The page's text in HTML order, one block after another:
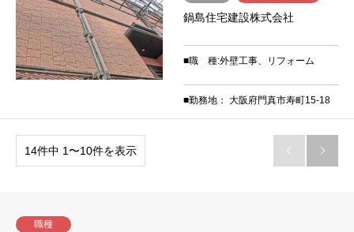
鍋島住宅建設株式会社
■職 種:外壁工事、リフォーム
■勤務地： 大阪府門真市寿町15-18
14件中 1〜10件を表示  
職種